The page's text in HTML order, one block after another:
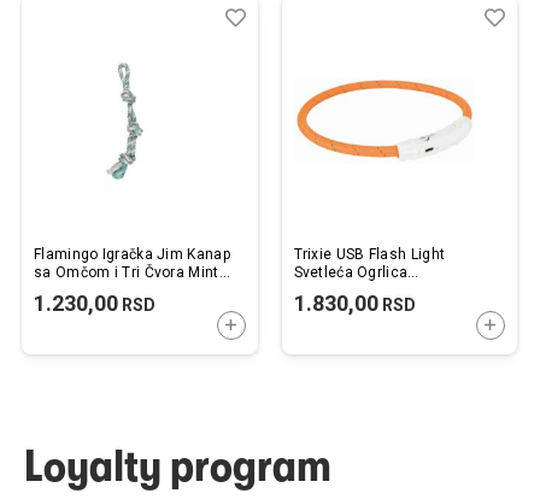
Flamingo Igračka Jim Kanap
sa Omčom i Tri Čvora Mint
1.230,00 RSD
DODAJTE U KORPU
Dodaj
Uporedi
Trixie USB Flash Light
Svetleća Ogrlica
65cm/7mm
1.830,00RSD
Loyalty program